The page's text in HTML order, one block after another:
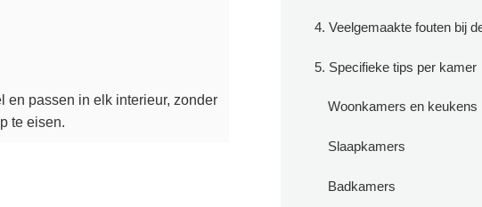
en passen in elk interieur, zonder
te eisen.
4. Veelgemaakte fouten bij
5. Specifieke tips per kamer
Woonkamers en keukens
Slaapkamers
Badkamers